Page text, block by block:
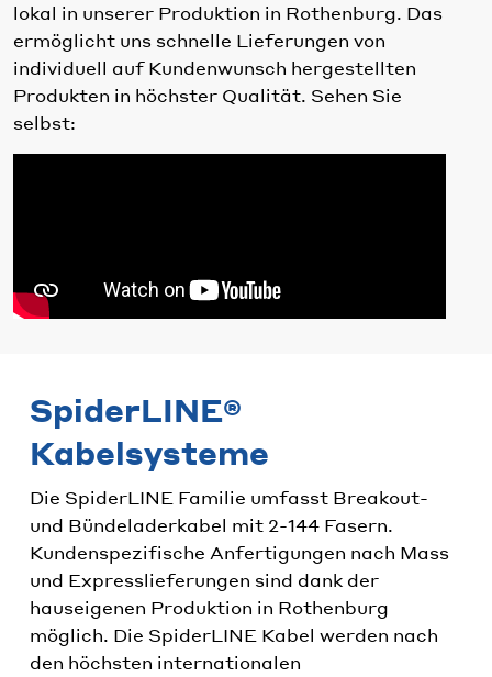
lokal in unserer Produktion in Rothenburg. Das
ermöglicht uns schnelle Lieferungen von
individuell auf Kundenwunsch hergestellten
Produkten in höchster Qualität. Sehen Sie
selbst:
SpiderLINE®
Kabelsysteme
Die SpiderLINE Familie umfasst Breakout-
und Bündeladerkabel mit 2-144 Fasern.
Kundenspezifische Anfertigungen nach Mass
und Expresslieferungen sind dank der
hauseigenen Produktion in Rothenburg
möglich. Die SpiderLINE Kabel werden nach
den höchsten internationalen